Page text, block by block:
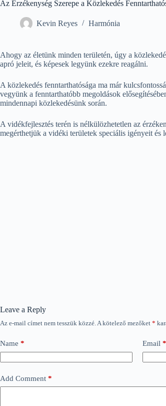
Az Érzékenység Szerepe a Közlekedés
Kevin Reyes Harmónia
Ahogy az életünk minden területén, úgy a
apró jeleit, és képesek legyünk ezekre reagálni.
A közlekedés fenntarthatósága ma már
vegyünk a fenntarthatóbb megoldások
mindennapi közlekedésünk során.
A vidékfejlesztés terén is nélkülözhetetlen az
megérthetjük a vidéki területek speciális igényeit és
Leave a Reply
Az e-mail címet nem tesszük közzé.A kötelező mezőket *
Name * Email *
Add Comment *